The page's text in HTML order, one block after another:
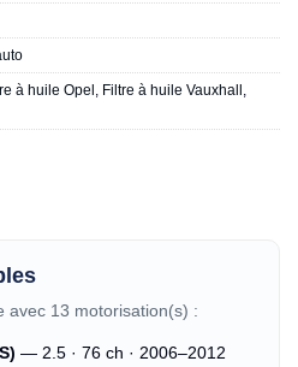
à huile Opel Filtre à huile Vauxhall
avec 13 motorisation(s) :
— 2.5 · 76 ch · 2006–2012